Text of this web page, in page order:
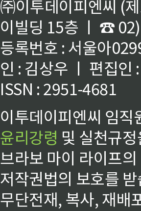
㈜이투데이피엔씨 (
이빌딩 15층 ㅣ ☎
등록번호 : 서울아
인 : 김상우 ㅣ 편집인
ISSN : 2951-4681
이투데이피엔씨 임
윤리강령 및 실천규
브라보 마이 라이프
저작권법의 보호를
무단전재, 복사, 재배